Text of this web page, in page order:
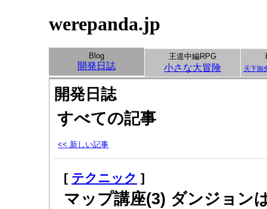
werepanda.jp
Blog
開発日誌
王道中編RPG
小さな大冒険 天下御
開発日誌
すべての記事
<< 新しい記事
[ テクニック ]
マップ講座(3) ダンジョン